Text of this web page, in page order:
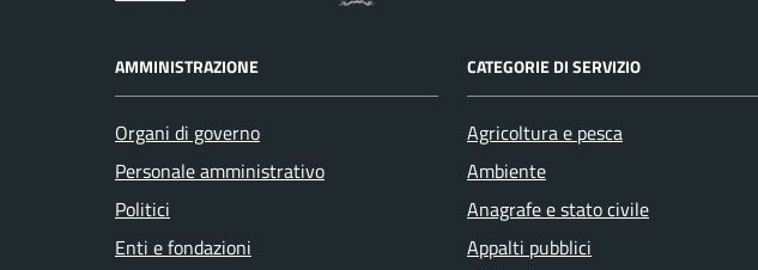
AMMINISTRAZIONE
Organi di governo
Personale amministrativo
Politici
Enti e fondazioni
CATEGORIE DI SERVIZIO
Agricoltura e pesca
Ambiente
Anagrafe e stato civile
Appalti pubblici